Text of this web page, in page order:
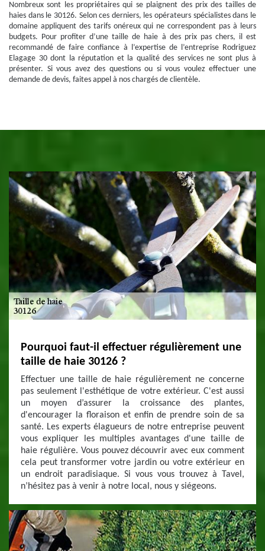
Nombreux sont les propriétaires qui se plaignent des prix des tailles de
haies dans le 30126. Selon ces derniers, les opérateurs spécialistes dans le
domaine appliquent des tarifs onéreux qui ne correspondent pas à leurs
budgets. Pour profiter d’une taille de haie à des prix pas chers, il est
recommandé de faire confiance à l’expertise de l’entreprise Rodriguez
Elagage 30 dont la réputation et la qualité des services ne sont plus à
présenter. Si vous avez des questions ou si vous voulez effectuer une
demande de devis, faites appel à nos chargés de clientèle.
Pourquoi faut-il effectuer régulièrement une
taille de haie 30126 ?
Effectuer une taille de haie régulièrement ne concerne
pas seulement l'esthétique de votre extérieur. C'est aussi
un moyen d’assurer la croissance des plantes,
d'encourager la floraison et enfin de prendre soin de sa
santé. Les experts élagueurs de notre entreprise peuvent
vous expliquer les multiples avantages d'une taille de
haie régulière. Vous pouvez découvrir avec eux comment
cela peut transformer votre jardin ou votre extérieur en
un endroit paradisiaque. Si vous vous trouvez à Tavel,
n’hésitez pas à venir à notre local, nous y siégeons.